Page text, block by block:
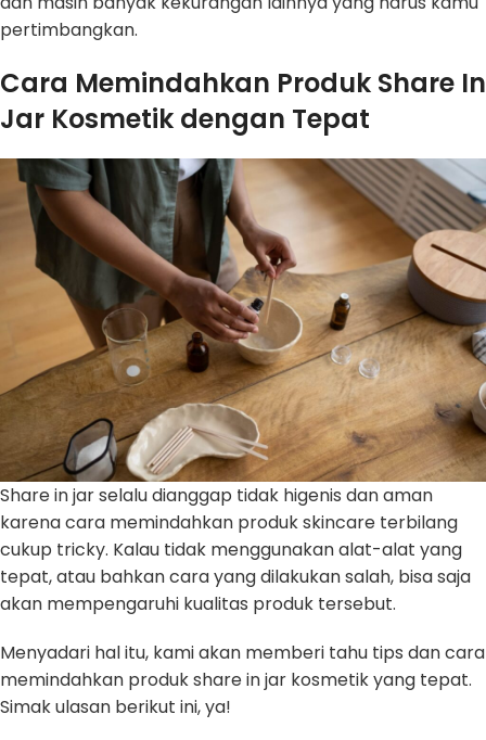
pertimbangkan.
Cara Memindahkan Produk Share In
Jar Kosmetik dengan Tepat
Share in jar selalu dianggap tidak higenis dan aman
karena cara memindahkan produk skincare terbilang
cukup tricky. Kalau tidak menggunakan alat-alat yang
tepat, atau bahkan cara yang dilakukan salah, bisa saja
akan mempengaruhi kualitas produk tersebut.
Menyadari hal itu, kami akan memberi tahu tips dan cara
memindahkan produk share in jar kosmetik yang tepat.
Simak ulasan berikut ini, ya!